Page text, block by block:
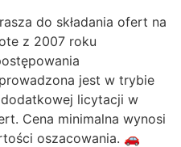
do składania ofert na
z 2007 roku
jest w trybie
licytacji w
Cena minimalna wynosi
oszacowania. 🚗